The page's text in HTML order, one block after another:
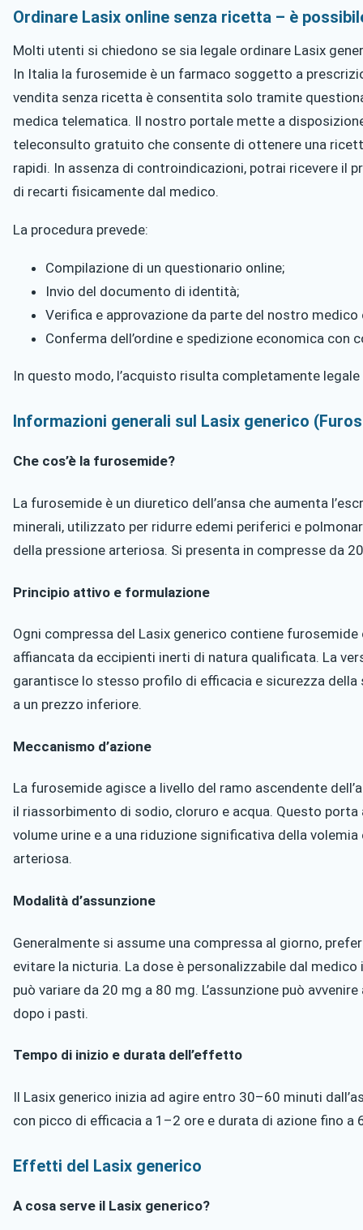
Ordinare Lasix online senza ricetta – è
Molti utenti si chiedono se sia legale ordinare Lasix
In Italia la furosemide è un farmaco soggetto a
vendita senza ricetta è consentita solo tramite
medica telematica. Il nostro portale mette a
teleconsulto gratuito che consente di ottenere una
rapidi. In assenza di controindicazioni, potrai ricevere il
di recarti fisicamente dal medico.
La procedura prevede:
Compilazione di un questionario online;
Invio del documento di identità;
Verifica e approvazione da parte del nostro medico
Conferma dell’ordine e spedizione economica con
In questo modo, l’acquisto risulta completamente legale
Informazioni generali sul Lasix generico
Che cos’è la furosemide?
La furosemide è un diuretico dell’ansa che aumenta
minerali, utilizzato per ridurre edemi periferici e
della pressione arteriosa. Si presenta in compresse da
Principio attivo e formulazione
Ogni compressa del Lasix generico contiene
affiancata da eccipienti inerti di natura qualificata. La
garantisce lo stesso profilo di efficacia e sicurezza della
a un prezzo inferiore.
Meccanismo d’azione
La furosemide agisce a livello del ramo ascendente
il riassorbimento di sodio, cloruro e acqua. Questo porta
volume urine e a una riduzione significativa della volemia
arteriosa.
Modalità d’assunzione
Generalmente si assume una compressa al giorno,
evitare la nicturia. La dose è personalizzabile dal medico
può variare da 20 mg a 80 mg. L’assunzione può
dopo i pasti.
Tempo di inizio e durata dell’effetto
Il Lasix generico inizia ad agire entro 30–60 minuti
con picco di efficacia a 1–2 ore e durata di azione fino a
Effetti del Lasix generico
A cosa serve il Lasix generico?